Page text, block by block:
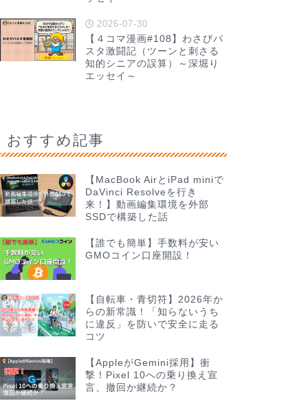
2026-07-30
【４コマ漫画#108】わさびパ
スタ激闘記（ツーンと刺さる
知的シニアの誤算）～深堀り
エッセイ～
おすすめ記事
【MacBook AirとiPad miniで
DaVinci Resolveを行き
来！】動画編集環境を外部
SSDで構築した話
【誰でも簡単】手数料が安い
GMOコイン口座開設！
【自転車・青切符】2026年か
らの新常識！「知らないうち
に違反」を防いで安全に走る
コツ
【AppleがGemini採用】衝
撃！Pixel 10への乗り換え宣
言、撤回か継続か？